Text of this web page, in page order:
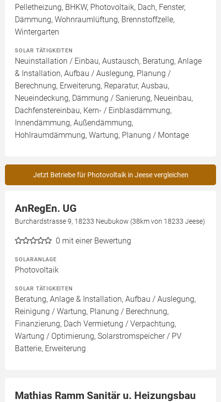
Pelletheizung, BHKW, Photovoltaik, Dach, Fenster,
Dämmung, Wohnraumlüftung, Brennstoffzelle,
Wintergarten
SOLAR TÄTIGKEITEN
Neuinstallation / Einbau, Austausch, Beratung, Anlage
& Installation, Aufbau / Auslegung, Planung /
Berechnung, Erweiterung, Reparatur, Ausbau,
Neueindeckung, Dämmung / Sanierung, Neueinbau,
Dachfenstereinbau, Kern- / Einblasdämmung,
Innendämmung, Außendämmung,
Hohlraumdämmung, Wartung, Planung / Montage
Jetzt Betriebe für Photovoltaik in Jeese vergleichen
AnRegEn. UG
Burchardstrasse 9, 18233 Neubukow (38km von 18233 Jeese)
0 mit einer Bewertung
SOLARANLAGE
Photovoltaik
SOLAR TÄTIGKEITEN
Beratung, Anlage & Installation, Aufbau / Auslegung,
Reinigung / Wartung, Planung / Berechnung,
Finanzierung, Dach Vermietung / Verpachtung,
Wartung / Optimierung, Solarstromspeicher / PV
Batterie, Erweiterung
Mathias Ramm Sanitär u. Heizungsbau